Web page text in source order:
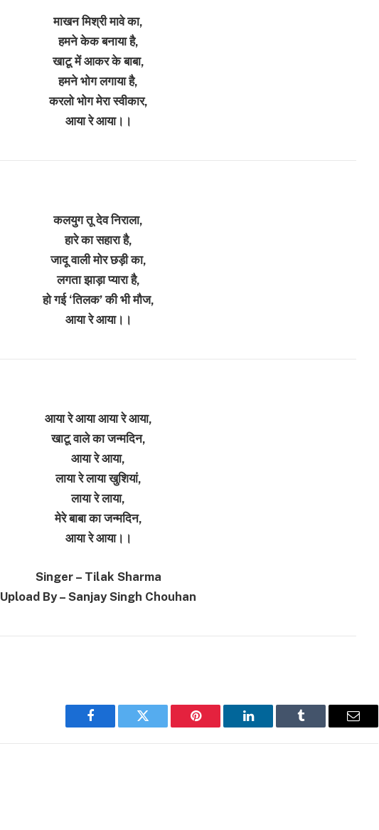
माखन मिश्री मावे का,
हमने केक बनाया है,
खाटू में आकर के बाबा,
हमने भोग लगाया है,
करलो भोग मेरा स्वीकार,
आया रे आया।।
कलयुग तू देव निराला,
हारे का सहारा है,
जादू वाली मोर छड़ी का,
लगता झाड़ा प्यारा है,
हो गई ‘तिलक’ की भी मौज,
आया रे आया।।
आया रे आया आया रे आया,
खाटू वाले का जन्मदिन,
आया रे आया,
लाया रे लाया खुशियां,
लाया रे लाया,
मेरे बाबा का जन्मदिन,
आया रे आया।।
Singer – Tilak Sharma
Upload By – Sanjay Singh Chouhan
Facebook Twitter Pinterest LinkedIn Tumblr Email